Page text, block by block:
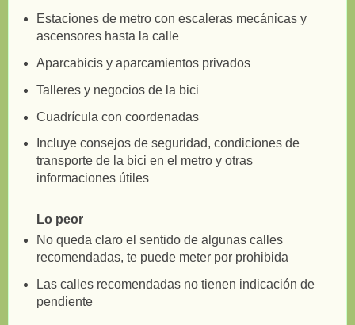
Estaciones de metro con escaleras mecánicas y
ascensores hasta la calle
Aparcabicis y aparcamientos privados
Talleres y negocios de la bici
Cuadrícula con coordenadas
Incluye consejos de seguridad, condiciones de
transporte de la bici en el metro y otras
informaciones útiles
Lo peor
No queda claro el sentido de algunas calles
recomendadas, te puede meter por prohibida
Las calles recomendadas no tienen indicación de
pendiente